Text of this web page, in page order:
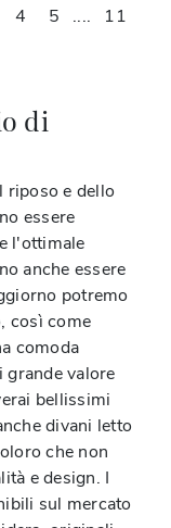
4 5 .... 11
di
riposo e dello
essere
l'ottimale
anche essere
potremo
così come
comoda
grande valore
bellissimi
divani letto
che non
e design. I
sul mercato